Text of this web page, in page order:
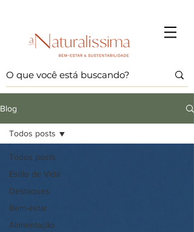
Blog
Todos posts
Estilo de Vida
Destaques
Bem-estar
Alimentação
Todos posts